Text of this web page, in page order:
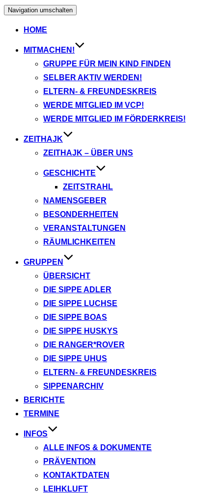
Navigation umschalten
HOME
MITMACHEN!
GRUPPE FÜR MEIN KIND FINDEN
SELBER AKTIV WERDEN!
ELTERN- & FREUNDESKREIS
WERDE MITGLIED IM VCP!
WERDE MITGLIED IM FÖRDERKREIS!
ZEITHAJK
ZEITHAJK – ÜBER UNS
GESCHICHTE
ZEITSTRAHL
NAMENSGEBER
BESONDERHEITEN
VERANSTALTUNGEN
RÄUMLICHKEITEN
GRUPPEN
ÜBERSICHT
DIE SIPPE ADLER
DIE SIPPE LUCHSE
DIE SIPPE BOAS
DIE SIPPE HUSKYS
DIE RANGER*ROVER
DIE SIPPE UHUS
ELTERN- & FREUNDESKREIS
SIPPENARCHIV
BERICHTE
TERMINE
INFOS
ALLE INFOS & DOKUMENTE
PRÄVENTION
KONTAKTDATEN
LEIHKLUFT